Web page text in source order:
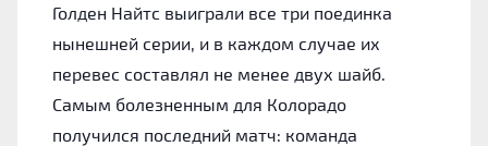
Голден Найтс выиграли все три поединка
нынешней серии, и в каждом случае их
перевес составлял не менее двух шайб.
Самым болезненным для Колорадо
получился последний матч: команда